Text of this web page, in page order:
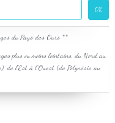
plus ou moins lointains, du Nord au
de l'Est à l'Ouest (de Polynésie au